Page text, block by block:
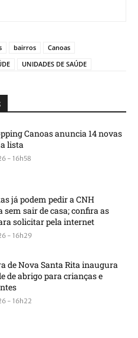
bairros
Canoas
UNIDADES DE SAÚDE
Canoas anuncia 14 novas
lista
- 16h58
já podem pedir a CNH
sem sair de casa; confira as
solicitar pela internet
- 16h29
de Nova Santa Rita inaugura
de abrigo para crianças e
- 16h22